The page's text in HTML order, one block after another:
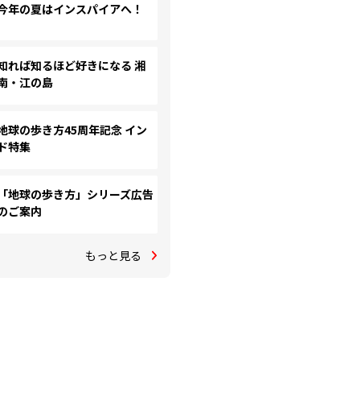
年の夏はインスパイアへ！
れば知るほど好きになる 湘
・江の島
球の歩き方45周年記念 イン
ド特集
「地球の歩き方」シリーズ広告
ご案内
もっと見る